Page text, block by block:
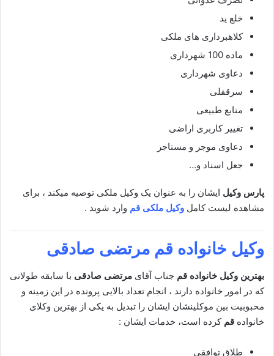
خلع ید
کلاهبرداری های ملکی
ماده 100 شهرداری
دعاوی شهرداری
سرقفلی
منابع طبیعی
تغییر کاربری اراضی
دعاوی موجر و مستاجر
جعل اسناد و…
پارس وکیل ایشان را به عنوان یک وکیل ملکی توصیه میکند ، برای
مشاهده لیست کامل وکیل ملکی قم وارد شوید .
وکیل خانواده قم مرتضی صادقی
بهترین وکیل خانواده قم جناب آقای مرتضی صادقی با سابقه طولانی
که در امور خانواده دارند ، انجام تعداد بالایی پرونده در این زمینه و
محبوبیت بین موکلینشان ایشان را تبدیل به یکی از بهترین وکلای
خانواده قم کرده است، خدمات ایشان :
طلاق توافقی